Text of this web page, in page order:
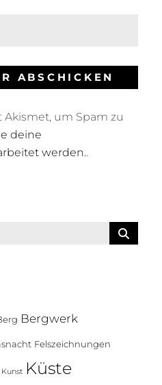
Akismet, um Spam zu
deine
werden..
E
Bergwerk
Felszeichnungen
Kunst Küste